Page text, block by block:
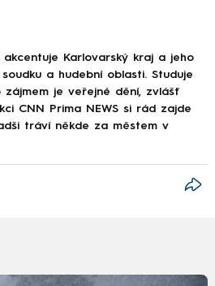
Karlovarský kraj a jeho
a hudební oblasti. Studuje
je veřejné dění, zvlášť
CNN Prima NEWS si rád zajde
tráví někde za městem v